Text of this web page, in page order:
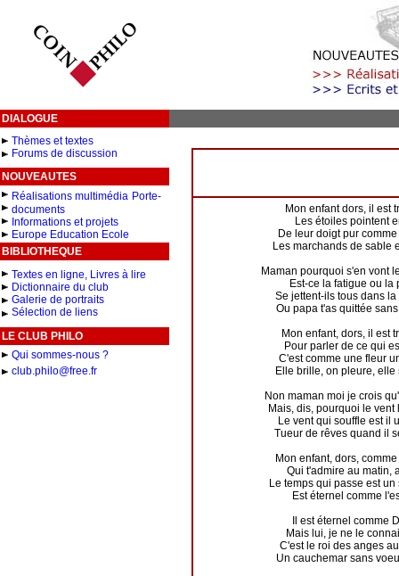
DIALOGUE
Thèmes et textes
Forums de discussion
NOUVEAUTES
Réalisations multimédia Porte-
documents
Informations et projets
Europe Education Ecole
BIBLIOTHEQUE
Textes en ligne, Livres à lire
Dictionnaire du club
Galerie de portraits
Sélection de liens
LE CLUB PHILO
Qui sommes-nous ?
club.philo@free.fr
Mon enfant dors, il est
Les étoiles pointent
De leur doigt pur
Les marchands de sable
Maman pourquoi s'en vont
Est-ce la fatigue ou la
Se jettent-ils tous dans la
Ou papa t'as quittée
Mon enfant, dors, il est
Pour parler de ce qui
C'est comme une fleur
Elle brille, on pleure, elle
Non maman moi je crois
Mais, dis, pourquoi le vent
Le vent qui souffle est il
Tueur de rêves quand il
Mon enfant, dors,
Qui t'admire au matin,
Le temps qui passe est un
Est éternel comme
Il est éternel comme
Mais lui, je ne le
C'est le roi des anges
Un cauchemar sans